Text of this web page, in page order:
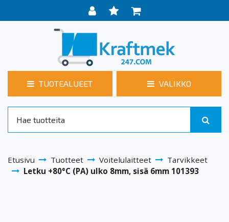
TUOTEALUEET VALIKKO
Etusivu Tuotteet Voitelulaitteet
Tarvikkeet
Letku +80°C (PA) ulko 8mm, sisä 6mm 101393